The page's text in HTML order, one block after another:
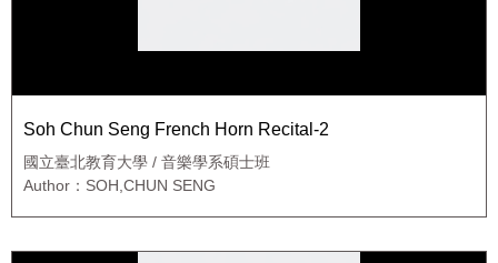
Soh Chun Seng French Horn Recital-2
國立臺北教育大學 / 音樂學系碩士班
Author：SOH,CHUN SENG